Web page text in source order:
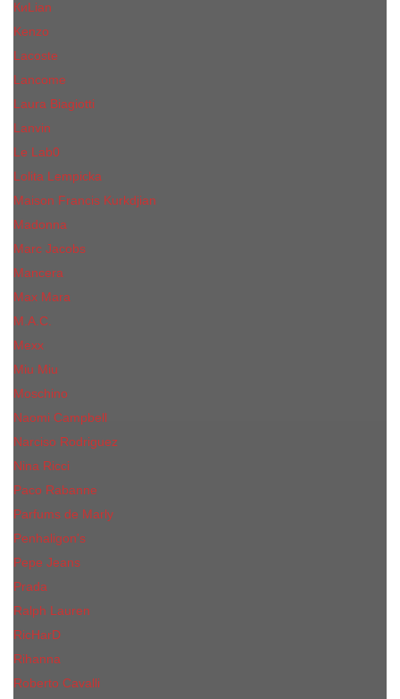
КиLian
Kenzo
Lacoste
Lancome
Laura Biagiotti
Lanvin
Lе Lab0
Lolita Lempicka
Maison Francis Kurkdjian
Madonna
Marc Jacobs
Mancera
Max Mara
M.А.C.
Mexx
Miu Miu
Mоsсhino
Naomi Campbell
Narciso Rodriguez
Nina Ricci
Paco Rabanne
Parfums de Marly
Penhaligon's
Pepe Jeans
Prada
Ralph Lauren
RicHarD
Rihanna
Roberto Cavalli